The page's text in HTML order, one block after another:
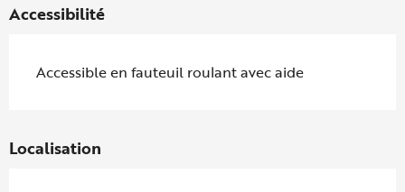
Accessibilité
Accessible en fauteuil roulant avec aide
Localisation